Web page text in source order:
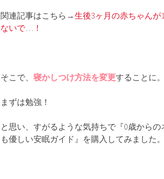
関連記事はこちら→生後3ヶ月の赤ちゃん
ないで…！
そこで、 寝かしつけ方法を変更することに。
まずは勉強！
と思い、すがるような気持ちで『0歳から
も優しい安眠ガイド』を購入してみました。